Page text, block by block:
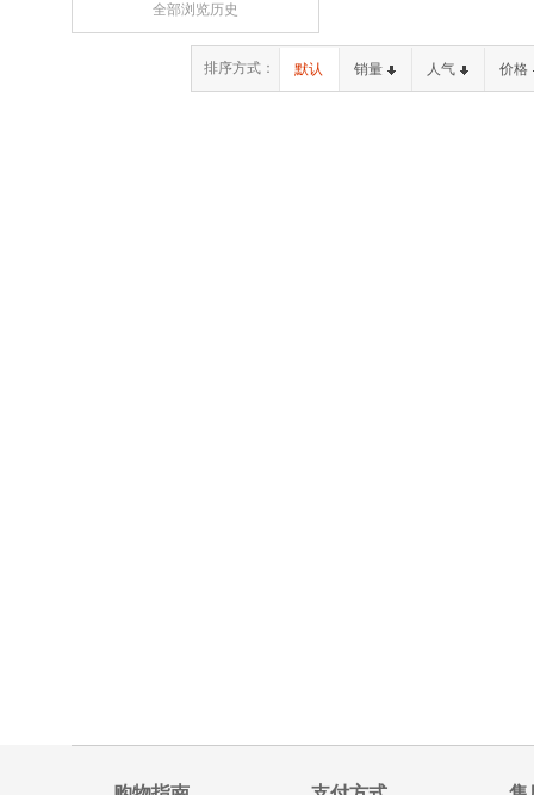
全部浏览历史
排序方式： 默认 销量 人气 价格